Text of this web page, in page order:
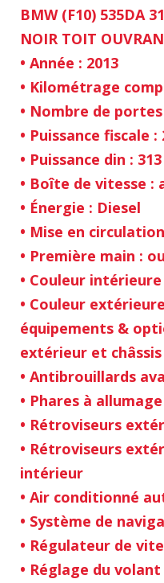
BMW (F10) 535DA
NOIR TOIT
• Année : 2013
• Kilométrage
• Nombre de
• Puissance fiscale :
• Puissance din :
• Boîte de vitesse :
• Énergie : Diesel
• Mise en
• Première main :
• Couleur
• Couleur
équipements &
extérieur et châssis
• Antibrouillards
• Phares à
• Rétroviseurs
• Rétroviseurs
intérieur
• Air conditionné
• Système de
• Régulateur de
• Réglage du